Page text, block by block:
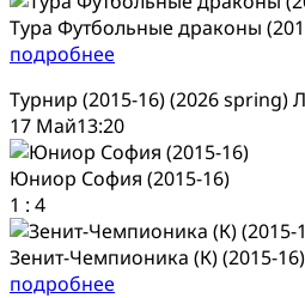
Тура Футбольные драконы
подробнее
Турнир (2015-16) (2026 spring)
17 Май13:20
Юниор София (2015-16)
1 : 4
Зенит-Чемпионика (К) (2015-16)
подробнее